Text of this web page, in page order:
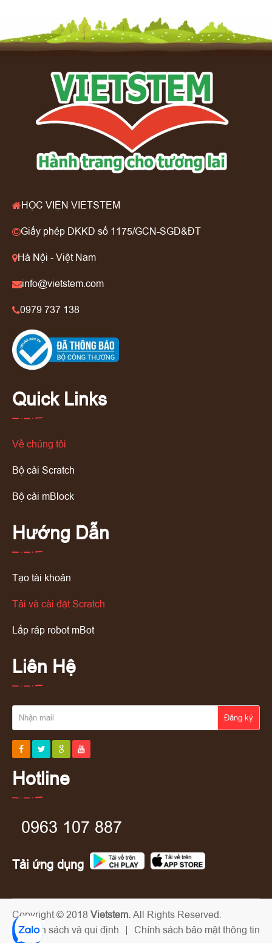
HỌC VIỆN VIETSTEM
Giấy phép DKKD số 1175/GCN-SGD&ĐT
Hà Nội - Việt Nam
info@vietstem.com
0979 737 138
Quick Links
Về chúng tôi
Bộ cài Scratch
Bộ cài mBlock
Hướng Dẫn
Tạo tài khoản
Tải và cài đặt Scratch
Lắp ráp robot mBot
Liên Hệ
Đăng ký
Hotline
0963 107 887
Tải ứng dụng
Copyright © 2018Vietstem.All Rights Reserved.
Chính sách và qui định
Chính sách bảo mật thông tin